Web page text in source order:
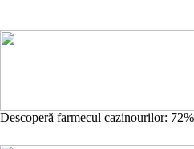
Descoperă farmecul cazinourilor: